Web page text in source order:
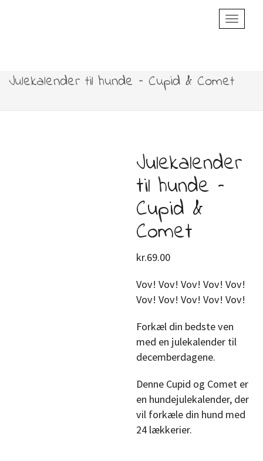
Toggle
Julekalender til hunde – Cupid & Comet
Julekalender
til hunde –
Cupid &
Comet
kr.69.00
Vov! Vov! Vov! Vov! Vov!
Vov! Vov! Vov! Vov! Vov!
Forkæl din bedste ven
med en julekalender til
decemberdagene.
Denne Cupid og Comet er
en hundejulekalender, der
vil forkæle din hund med
24 lækkerier.